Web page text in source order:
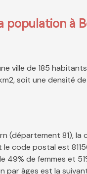
population à
ville de 185
soit une densité
(département 81), la
le code postal est
49% de femmes et
par âges est la